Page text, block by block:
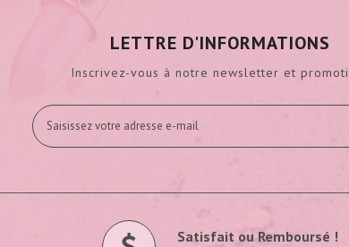
LETTRE D'INFORMATIONS
Inscrivez-vous à notre newsletter et
Satisfait ou Remboursé !